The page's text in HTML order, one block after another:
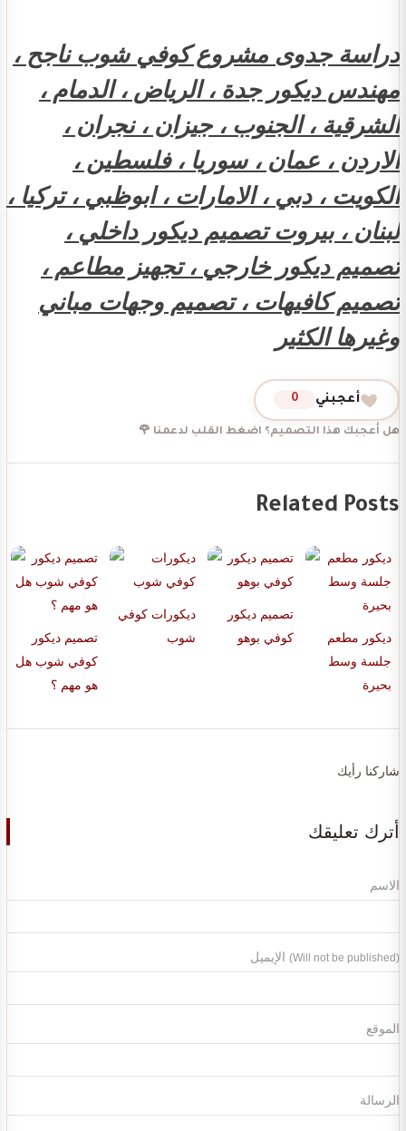
دراسة جدوى مشروع كوفي شوب ناجح ،
مهندس ديكور جدة ، الرياض ، الدمام ،
الشرقية ، الجنوب ، جيزان ، نجران ،
الاردن ، عمان ، سوريا ، فلسطين ،
الكويت ، دبي ، الامارات ، ابوظبي ، تركيا ،
لبنان ، بيروت تصميم ديكور داخلي ،
تصميم ديكور خارجي ، تجهيز مطاعم ،
تصميم كافيهات ، تصميم وجهات مباني
وغيرها الكثير
أعجبني 0
هل أعجبك هذا التصميم؟ اضغط القلب لدعمنا 🌹
Related Posts
تصميم ديكور
كوفي شوب هل
هو مهم ؟
ديكورات كوفي
شوب
تصميم ديكور
كوفي بوهو
ديكور مطعم
جلسة وسط
بحيرة
شاركنا رأيك
أترك تعليقك
الاسم
(Will not be published)
الموقع
الرسالة